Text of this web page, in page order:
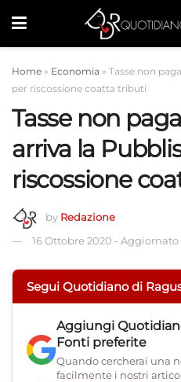
Home » Economia » Tasse non
per riscossione coatta tributi
Tasse non
arriva la
riscossione
by Redazione
16 Ottobre 2020 - Aggiornato
Segui Quotidiano di
Aggiungi
Fonti preferite
Quando cercherai una
facilmente i nostri